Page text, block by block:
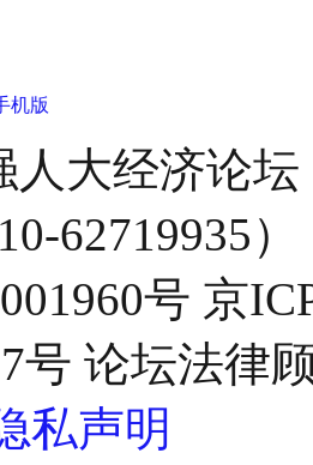
机版
人大经济论
62719935）
号 京
号 论坛法律
私声明